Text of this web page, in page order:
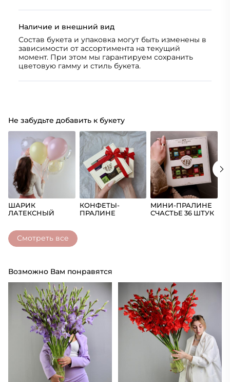
Наличие и внешний вид
Состав букета и упаковка могут быть изменены в
зависимости от ассортимента на текущий
момент. При этом мы гарантируем сохранить
цветовую гамму и стиль букета.
Не забудьте добавить к букету
ШАРИК
ЛАТЕКСНЫЙ
КОНФЕТЫ-
ПРАЛИНЕ
МИНИ-ПРАЛИНЕ
СЧАСТЬЕ 36 ШТУК
Смотреть все
Возможно Вам понравятся